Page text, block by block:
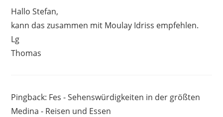
Hallo Stefan,
kann das zusammen mit Moulay Idriss empfehlen.
Lg
Thomas
Pingback: Fes - Sehenswürdigkeiten in der größten
Medina - Reisen und Essen